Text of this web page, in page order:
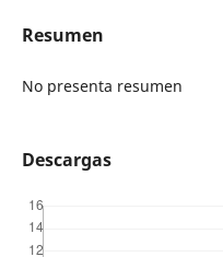
Resumen
No presenta resumen
Descargas